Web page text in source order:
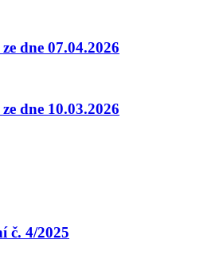
dne 07.04.2026
dne 10.03.2026
č. 4/2025